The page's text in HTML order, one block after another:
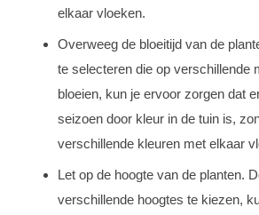
elkaar vloeken.
Overweeg de bloeitijd van de
te selecteren die op verschillende
bloeien, kun je ervoor zorgen dat
seizoen door kleur in de tuin is,
verschillende kleuren met elkaar
Let op de hoogte van de planten.
verschillende hoogtes te kiezen,